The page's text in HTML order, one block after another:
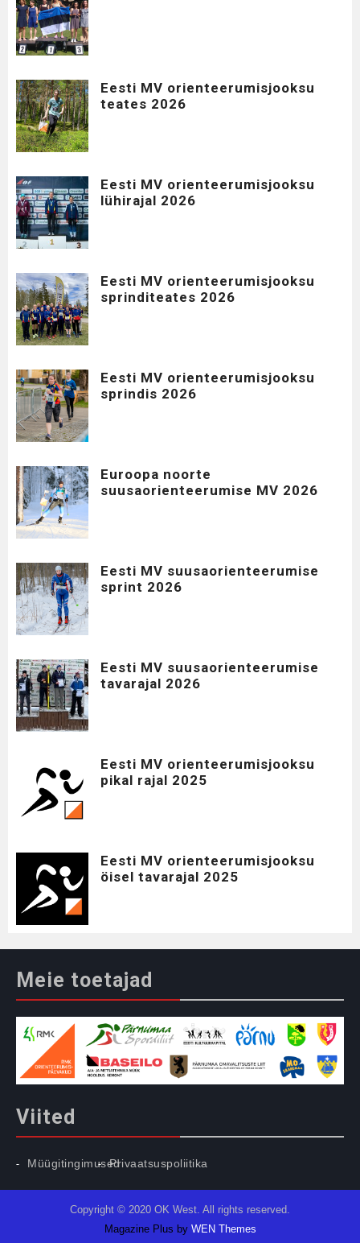
Eesti MV orienteerumisjooksu
teates 2026
Eesti MV orienteerumisjooksu
lühirajal 2026
Eesti MV orienteerumisjooksu
sprinditeates 2026
Eesti MV orienteerumisjooksu
sprindis 2026
Euroopa noorte
suusaorienteerumise MV 2026
Eesti MV suusaorienteerumise
sprint 2026
Eesti MV suusaorienteerumise
tavarajal 2026
Eesti MV orienteerumisjooksu
pikal rajal 2025
Eesti MV orienteerumisjooksu
öisel tavarajal 2025
Meie toetajad
Viited
MüügitingimusedPrivaatsuspoliitika
Copyright © 2020 OK West. All rights reserved.
Magazine Plus by WEN Themes